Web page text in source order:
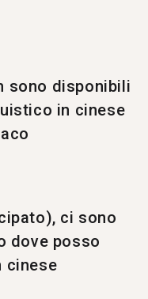
sono disponibili
in cinese
(semplificato).
ci sono
dove posso
cinese